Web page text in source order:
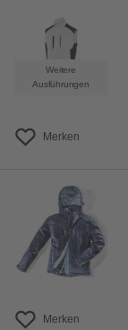
Weitere
Ausführungen
Merken
Merken